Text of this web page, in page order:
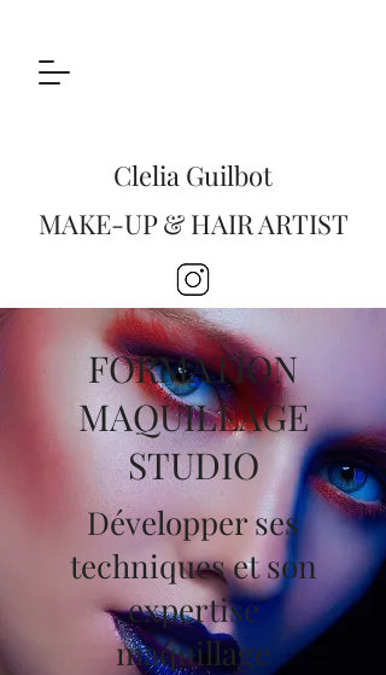
Clelia Guilbot
MAKE-UP & HAIR ARTIST
FORMATION
MAQUILLAGE
STUDIO
Développer ses
techniques et son
expertise
maquillage